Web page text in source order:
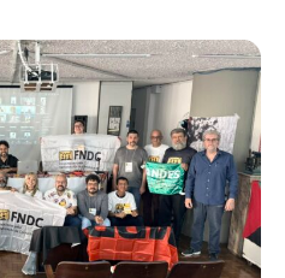
pontos para as eleições 2026